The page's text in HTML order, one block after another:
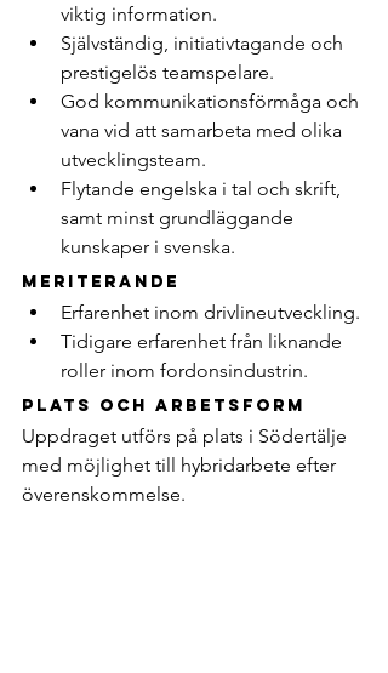
viktig information.
Självständig, initiativtagande och
prestigelös teamspelare.
God kommunikationsförmåga och
vana vid att samarbeta med olika
utvecklingsteam.
Flytande engelska i tal och skrift,
samt minst grundläggande
kunskaper i svenska.
Meriterande
Erfarenhet inom drivlineutveckling.
Tidigare erfarenhet från liknande
roller inom fordonsindustrin.
Plats och arbetsform
Uppdraget utförs på plats i Södertälje
med möjlighet till hybridarbete efter
överenskommelse.